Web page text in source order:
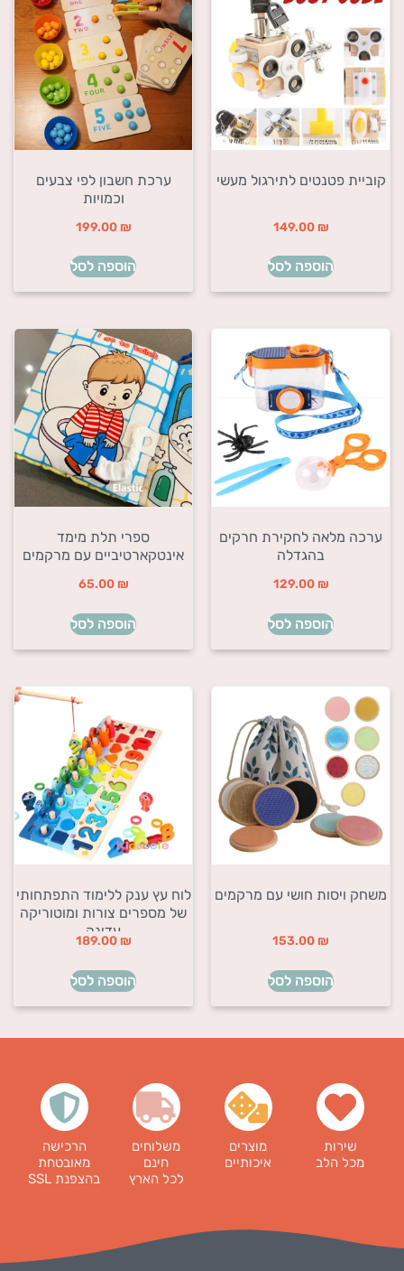
קוביית פטנטים לתירגול מעשי
149.00 ₪
הוספה לסל
ערכת חשבון לפי צבעים
וכמויות
199.00 ₪
הוספה לסל
ערכה מלאה לחקירת חרקים
בהגדלה
129.00 ₪
הוספה לסל
ספרי תלת מימד
אינטקארטיביים עם מרקמים
65.00 ₪
הוספה לסל
משחק ויסות חושי עם מרקמים
153.00 ₪
הוספה לסל
לוח עץ ענק ללימוד התפתחותי
של מספרים צורות ומוטוריקה
עדינה
189.00 ₪
הוספה לסל
שירות
מכל הלב
מוצרים
איכותיים
משלוחים
חינם
לכל הארץ
הרכישה
מאובטחת
בהצפנת SSL